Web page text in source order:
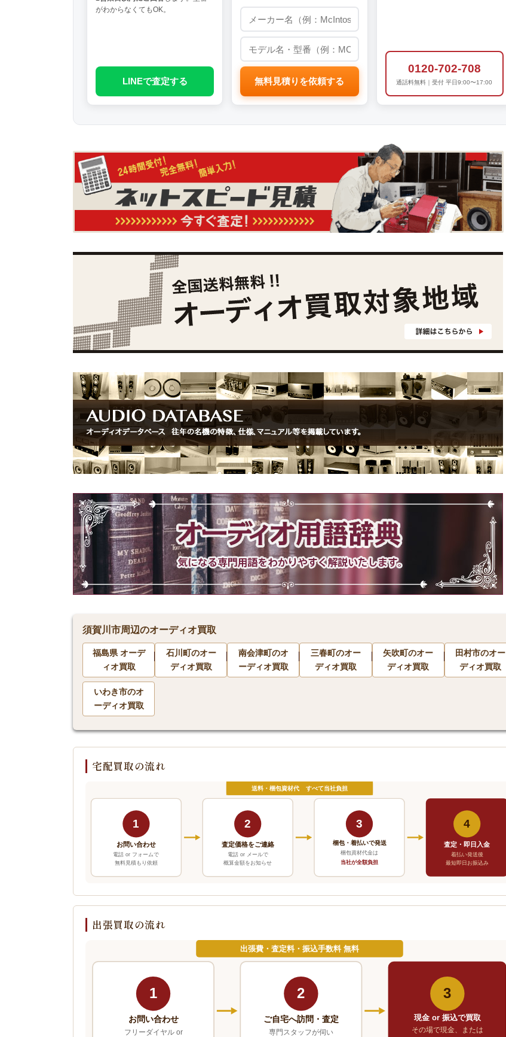
がわからなくてもOK。
LINEで査定する 無料見積りを依頼する
0120-702-708
通話料無料｜受付 平日9:00〜17:00
須賀川市周辺のオーディオ買取
福島県 オーデ
ィオ買取
石川町のオー
ディオ買取
南会津町のオ
ーディオ買取
三春町のオー
ディオ買取
矢吹町のオー
ディオ買取
田村市のオー
ディオ買取
いわき市のオ
ーディオ買取
宅配買取の流れ
送料・梱包資材代 すべて当社負担
1
お問い合わせ
電話 or フォームで
無料見積もり依頼
2
査定価格をご連絡
電話 or メールで
概算金額をお知らせ
3
梱包・着払いで発送
梱包資材代金は
当社が全額負担
4
査定・即日入金
着払い発送後
最短即日お振込み
出張買取の流れ
出張費・査定料・振込手数料 無料
1
お問い合わせ
フリーダイヤル or
2
ご自宅へ訪問・査定
専門スタッフが伺い
3
現金 or 振込で買取
その場で現金、または